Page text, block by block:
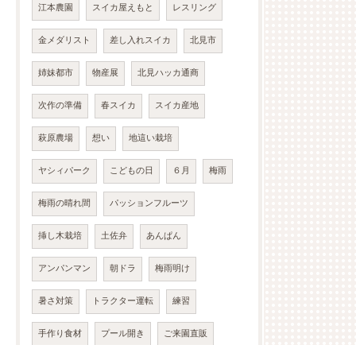
江本農園 スイカ屋えもと レスリング
金メダリスト 差し入れスイカ 北見市
姉妹都市 物産展 北見ハッカ通商
次作の準備 春スイカ スイカ産地
萩原農場 想い 地這い栽培
ヤシィパーク こどもの日 ６月 梅雨
梅雨の晴れ間 パッションフルーツ
挿し木栽培 土佐弁 あんぱん
アンパンマン 朝ドラ 梅雨明け
暑さ対策 トラクター運転 練習
手作り食材 プール開き ご来園直販